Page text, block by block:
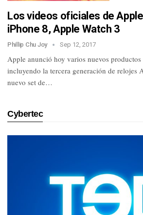
Los videos oficiales de
iPhone 8, Apple Watch 3
Phillip Chu Joy Sep 12, 2017
Apple anunció hoy varios nuevos productos
incluyendo la tercera generación de relojes
nuevo set de…
Cybertec